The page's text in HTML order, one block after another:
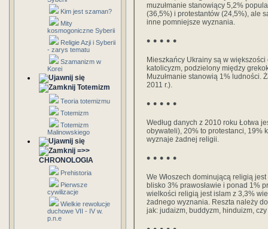
Kim jest szaman?
Mity
kosmogoniczne Syberii
Religie Azji i Syberii
- zarys tematu
Szamanizm w
Korei
Totemizm
Teoria totemizmu
Totemizm
Totemizm
Malinowskiego
=>>
CHRONOLOGIA
Prehistoria
Pierwsze
cywilizacje
Wielkie rewolucje
duchowe VII - IV w.
p.n.e
muzułmanie stanowiący 5,2%
(36,5%) i protestantów (24,5%), ale
inne pomniejsze wyznania.
• • • • •
Mieszkańcy Ukrainy są w
katolicyzm, podzielony między
Muzułmanie stanowią 1% ludności.
2011 r.).
• • • • •
Według danych z 2010 roku Łotwa
obywateli), 20% to protestanci, 19%
wyznaje żadnej religii.
• • • • •
We Włoszech dominującą religią
blisko 3% prawosławie i ponad 1%
wielkości religią jest islam z 3,3%
żadnego wyznania. Reszta należy
jak: judaizm, buddyzm, hinduizm,